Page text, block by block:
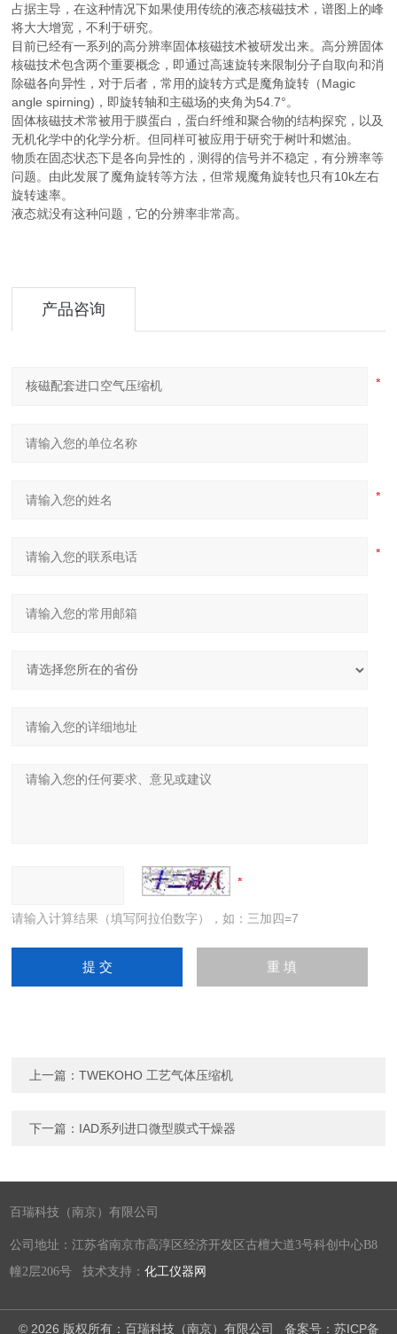
占据主导，在这种情况下如果使用传统的液态核磁技术，谱图上的峰
将大大增宽，不利于研究。
目前已经有一系列的高分辨率固体核磁技术被研发出来。高分辨固体
核磁技术包含两个重要概念，即通过高速旋转来限制分子自取向和消
除磁各向异性，对于后者，常用的旋转方式是魔角旋转（Magic
angle spirning) ，即旋转轴和主磁场的夹角为54.7°。
固体核磁技术常被用于膜蛋白，蛋白纤维和聚合物的结构探究，以及
无机化学中的化学分析。但同样可被应用于研究于树叶和燃油。
物质在固态状态下是各向异性的，测得的信号并不稳定，有分辨率等
问题。由此发展了魔角旋转等方法，但常规魔角旋转也只有10k左右
旋转速率。
液态就没有这种问题，它的分辨率非常高。
产品咨询
请输入计算结果（填写阿拉伯数字），如：三加四=7
上一篇：TWEKOHO 工艺气体压缩机
下一篇： IAD系列进口微型膜式干燥器
百瑞科技（南京）有限公司
公司地址：江苏省南京市高淳区经济开发区古檀大道3号科创中心B8
幢2层206号 技术支持：化工仪器网
© 2026 版权所有：百瑞科技（南京）有限公司 备案号：苏ICP备